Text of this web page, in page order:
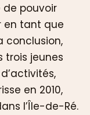
de pouvoir
en tant que
conclusion,
trois jeunes
en 2010,
l’Île-de-Ré.